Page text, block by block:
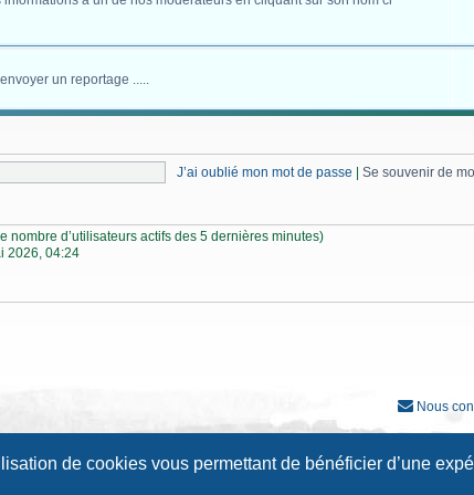
de cookies vous permettant de bénéficier d’une
un reportage .....
J’ai oublié mon mot de passe | Se souvenir de
d’utilisateurs actifs des 5 dernières minutes)
2026, 04:24
Nous
Traduction française officielle©Qiaeru